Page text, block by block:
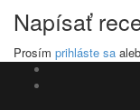
Napísať
Prosím prihláste sa